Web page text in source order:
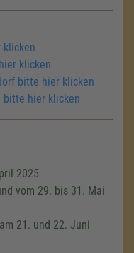
klicken
klicken
bitte hier klicken
bitte hier klicken
2025
vom 29. bis 31. Mai
21. und 22. Juni